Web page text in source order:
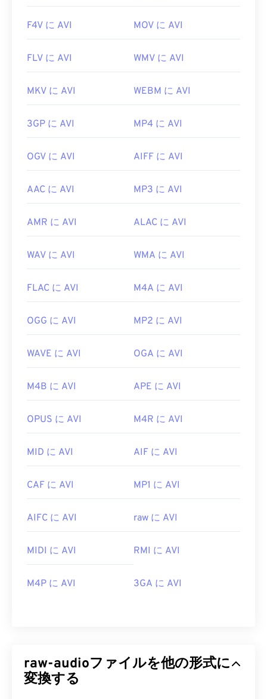
F4V に AVI MOV に AVI
FLV に AVI WMV に AVI
MKV に AVI WEBM に AVI
3GP に AVI MP4 に AVI
OGV に AVI AIFF に AVI
AAC に AVI MP3 に AVI
AMR に AVI ALAC に AVI
WAV に AVI WMA に AVI
FLAC に AVI M4A に AVI
OGG に AVI MP2 に AVI
WAVE に AVI OGA に AVI
M4B に AVI APE に AVI
OPUS に AVI M4R に AVI
MID に AVI AIF に AVI
CAF に AVI MP1 に AVI
AIFC に AVI raw に AVI
MIDI に AVI RMI に AVI
M4P に AVI 3GA に AVI
raw-audioファイルを他の形式に
変換する